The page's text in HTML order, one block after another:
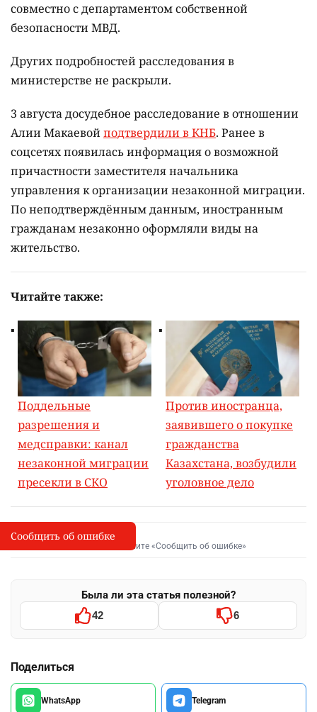
совместно с департаментом собственной
безопасности МВД.
Других подробностей расследования в
министерстве не раскрыли.
3 августа досудебное расследование в отношении
Алии Макаевойподтвердили в КНБ. Ранее в
соцсетях появилась информация о возможной
причастности заместителя начальника
управления к организации незаконной миграции.
По неподтверждённым данным, иностранным
гражданам незаконно оформляли виды на
жительство.
Читайте также:
Поддельные
разрешения и
медсправки: канал
незаконной миграции
пресекли в СКО
Против иностранца,
заявившего о покупке
гражданства
Казахстана, возбудили
уголовное дело
I
Сообщить об опечатке
Выделите фрагмент и нажмите «Сообщить об ошибке»
Была ли эта статья полезной?
42 6
Поделиться
WhatsApp Telegram
Сообщить об ошибке